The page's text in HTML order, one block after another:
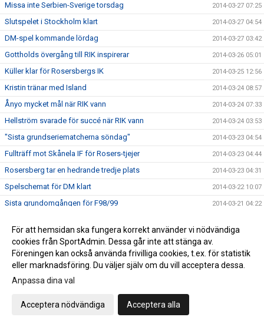
Missa inte Serbien-Sverige torsdag 2014-03-27 07:25
Slutspelet i Stockholm klart 2014-03-27 04:54
DM-spel kommande lördag 2014-03-27 03:42
Gottholds övergång till RIK inspirerar 2014-03-26 05:01
Küller klar för Rosersbergs IK 2014-03-25 12:56
Kristin tränar med Island 2014-03-24 08:57
Ånyo mycket mål när RIK vann 2014-03-24 07:33
Hellström svarade för succé när RIK vann 2014-03-24 03:53
"Sista grundseriematcherna söndag" 2014-03-23 04:54
Fullträff mot Skånela IF för Rosers-tjejer 2014-03-23 04:44
Rosersberg tar en hedrande tredje plats 2014-03-23 04:31
Spelschemat för DM klart 2014-03-22 10:07
Sista grundomgången för F98/99 2014-03-21 04:22
Rosersberg bortaslog Rimbo i Upplandsserien F96-98 2014-03-16 20:13
Seger för F 99 mot Spånga 2014-03-16 20:10
RIK malde sönder Haninge HK 2014-03-10 04:24
17 bollar + mot Uppsala HK
"Oj, så enkelt det blev mot BSK"
För att hemsidan ska fungera korrekt använder vi nödvändiga
cookies från SportAdmin. Dessa går inte att stänga av.
Föreningen kan också använda frivilliga cookies, t.ex. för statistik
eller marknadsföring. Du väljer själv om du vill acceptera dessa.
Anpassa dina val
Acceptera nödvändiga Acceptera alla